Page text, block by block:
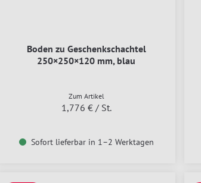
Boden zu Geschenkschachtel
250×250×120 mm, blau
Zum Artikel
1,776 € / St.
Sofort lieferbar in 1–2 Werktagen